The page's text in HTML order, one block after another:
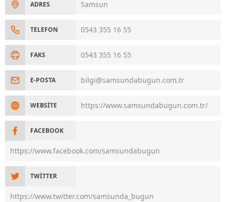
ADRES Samsun
TELEFON 0543 355 16 55
FAKS 0543 355 16 55
E-POSTA bilgi@samsundabugun.com.tr
WEBSITE https://www.samsundabugun.com.tr/
FACEBOOK
https://www.facebook.com/samsundabugun
TWITTER
https://www.twitter.com/samsunda_bugun